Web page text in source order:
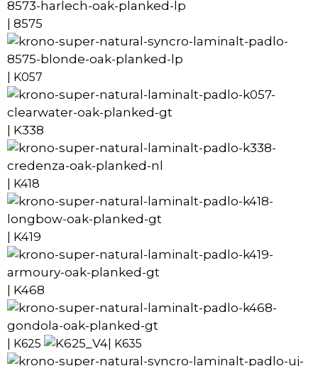
8575
| K057
K338
| K418
K419
K468
| K625 | K635